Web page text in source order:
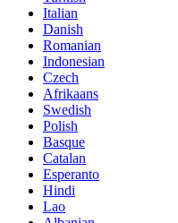
Italian
Danish
Romanian
Indonesian
Czech
Afrikaans
Swedish
Polish
Basque
Catalan
Esperanto
Hindi
Lao